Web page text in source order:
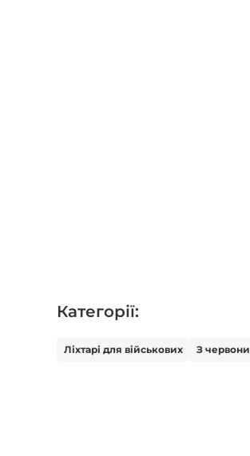
Категорії:
Ліхтарі для військових З